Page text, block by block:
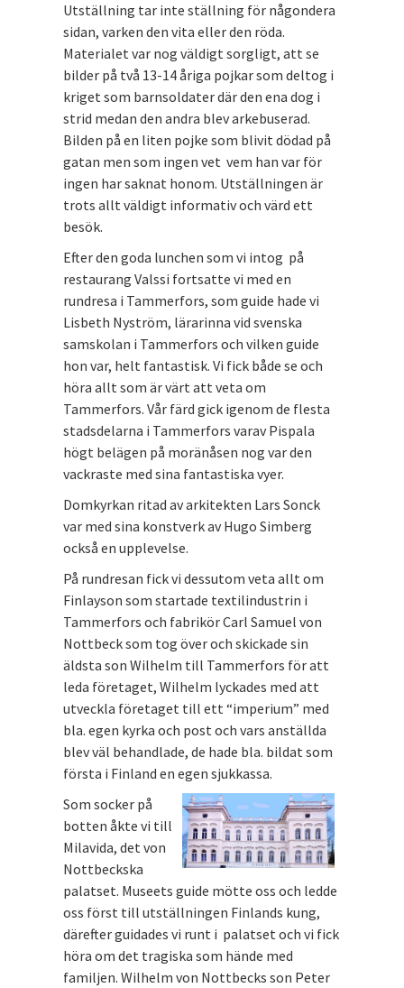
Utställning tar inte ställning för någondera
sidan, varken den vita eller den röda.
Materialet var nog väldigt sorgligt, att se
bilder på två 13-14 åriga pojkar som deltog i
kriget som barnsoldater där den ena dog i
strid medan den andra blev arkebuserad.
Bilden på en liten pojke som blivit dödad på
gatan men som ingen vet vem han var för
ingen har saknat honom. Utställningen är
trots allt väldigt informativ och värd ett
besök.
Efter den goda lunchen som vi intog på
restaurang Valssi fortsatte vi med en
rundresa i Tammerfors, som guide hade vi
Lisbeth Nyström, lärarinna vid svenska
samskolan i Tammerfors och vilken guide
hon var, helt fantastisk. Vi fick både se och
höra allt som är värt att veta om
Tammerfors. Vår färd gick igenom de flesta
stadsdelarna i Tammerfors varav Pispala
högt belägen på moränåsen nog var den
vackraste med sina fantastiska vyer.
Domkyrkan ritad av arkitekten Lars Sonck
var med sina konstverk av Hugo Simberg
också en upplevelse.
På rundresan fick vi dessutom veta allt om
Finlayson som startade textilindustrin i
Tammerfors och fabrikör Carl Samuel von
Nottbeck som tog över och skickade sin
äldsta son Wilhelm till Tammerfors för att
leda företaget, Wilhelm lyckades med att
utveckla företaget till ett “imperium” med
bla. egen kyrka och post och vars anställda
blev väl behandlade, de hade bla. bildat som
första i Finland en egen sjukkassa.
Som socker på
botten åkte vi till
Milavida, det von
Nottbeckska
palatset. Museets guide mötte oss och ledde
oss först till utställningen Finlands kung,
därefter guidades vi runt i palatset och vi fick
höra om det tragiska som hände med
familjen. Wilhelm von Nottbecks son Peter